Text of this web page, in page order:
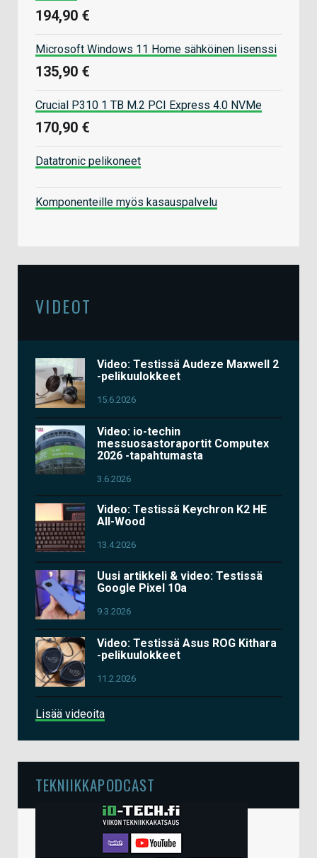
194,90 €
Microsoft Windows 11 Home sähköinen lisenssi
135,90 €
Crucial P310 1 TB M.2 PCI Express 4.0 NVMe
170,90 €
Datatronic pelikoneet
Komponenteille myös kasauspalvelu
VIDEOT
Video: Testissä Audeze Maxwell 2
-pelikuulokkeet
15.6.2026
Video: io-techin
messuosastoraportit Computex
2026 -tapahtumasta
3.6.2026
Video: Testissä Keychron K2 HE
All-Wood
13.4.2026
Uusi artikkeli & video: Testissä
Google Pixel 10a
9.3.2026
Video: Testissä Asus ROG Kithara
-pelikuulokkeet
11.2.2026
Lisää videoita
TEKNIIKKAPODCAST